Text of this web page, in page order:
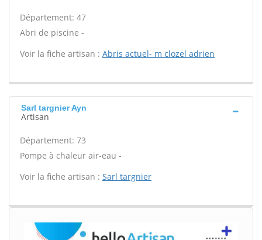
Département: 47
Abri de piscine -
Voir la fiche artisan : Abris actuel- m clozel adrien
Sarl targnier Ayn
Artisan
Département: 73
Pompe à chaleur air-eau -
Voir la fiche artisan : Sarl targnier